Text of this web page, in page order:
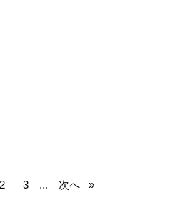
2 3 ... 次へ